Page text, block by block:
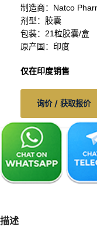
制造商：Natco
剂型：胶囊
包装：21粒胶囊/盒
原产国：印度
仅在印度销售
询价 / 获取报价
描述